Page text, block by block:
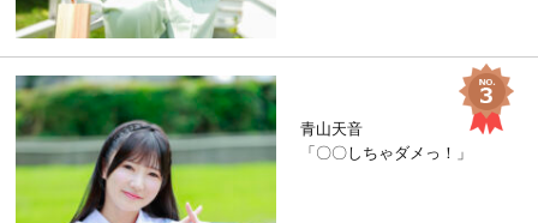
青山天音
「〇〇しちゃダメっ！」